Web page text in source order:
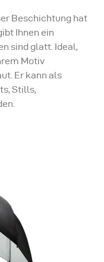
Beschichtung hat
Ihnen ein
sind glatt. Ideal,
Motiv
Er kann als
Stills,